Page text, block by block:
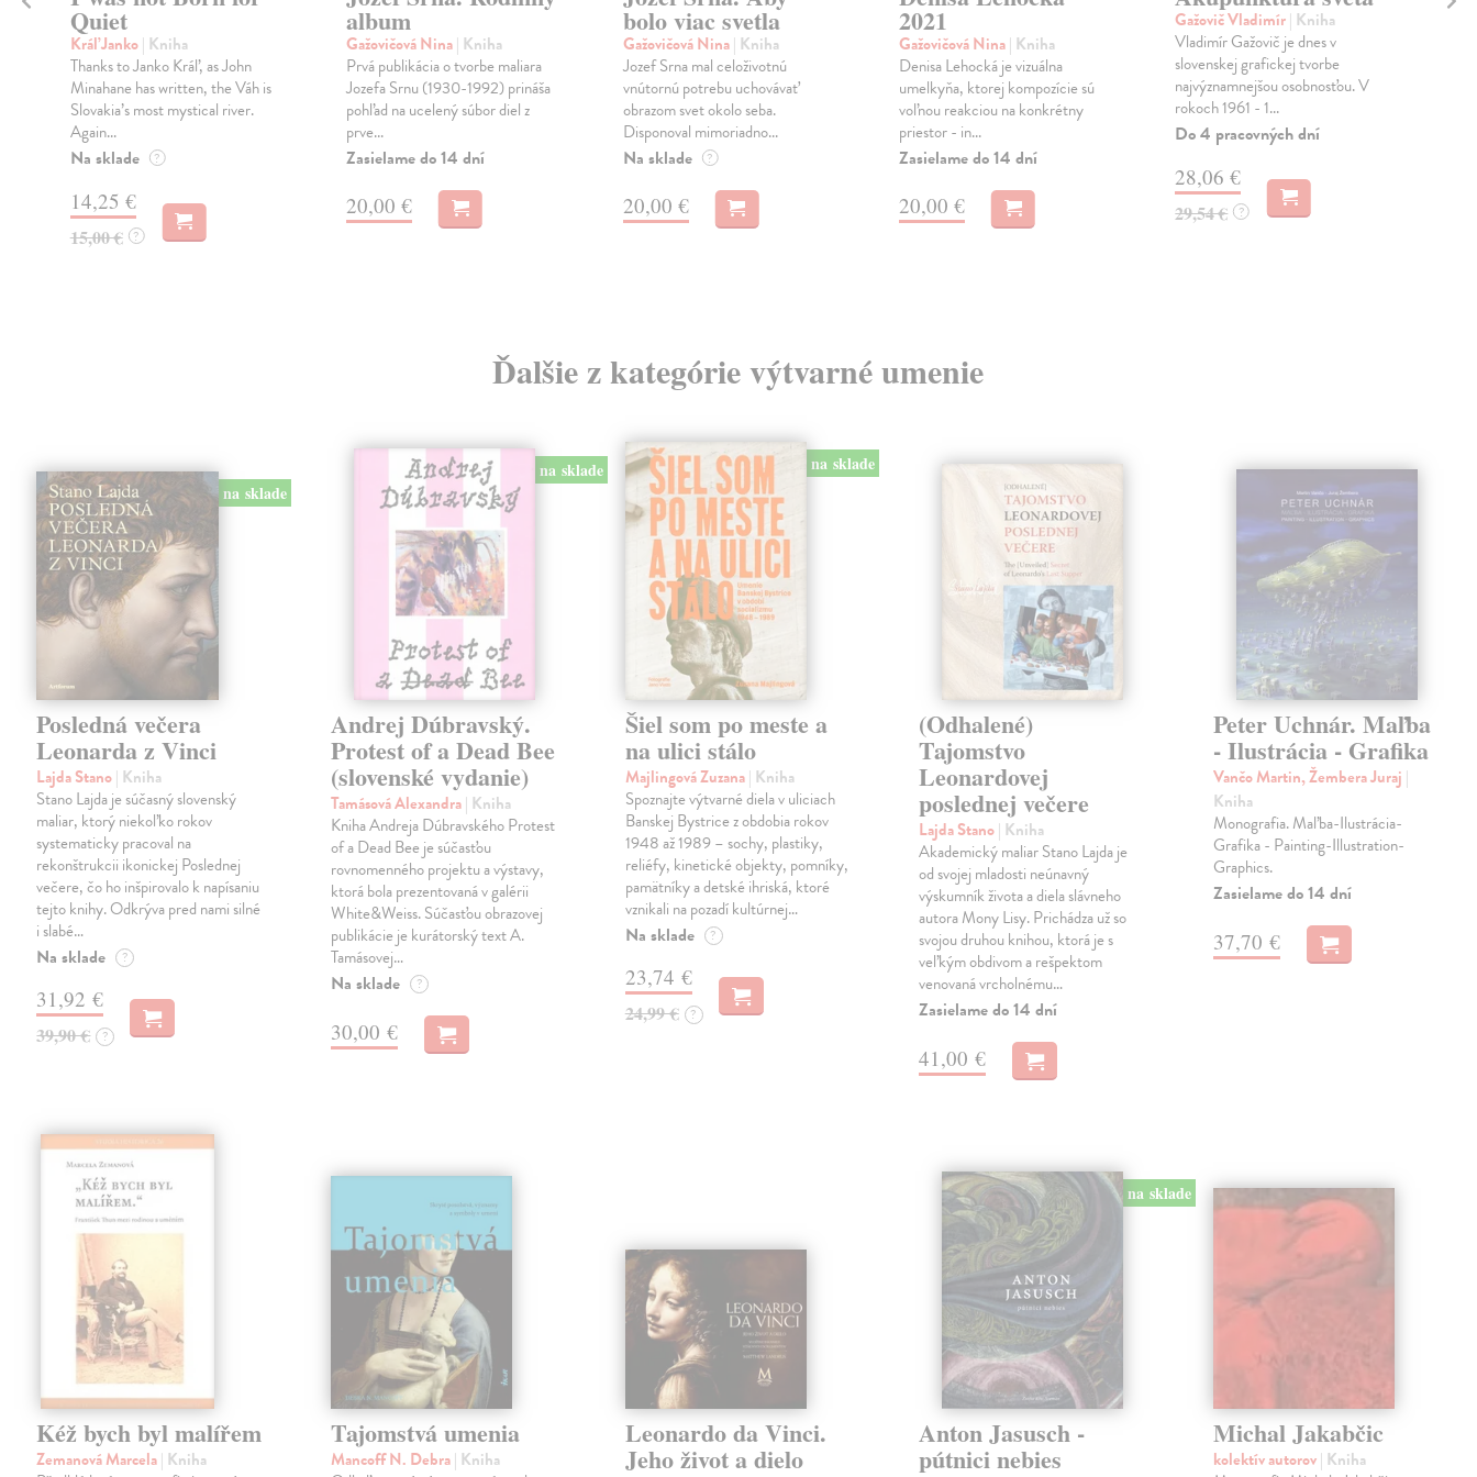
Quiet
Kráľ Janko| Kniha
Thanks to Janko Kráľ, as John
Minahane has written, the Váh is
Slovakia’s most mystical river.
Again...
Na sklade ?
14,25 €
15,00 € ?
album
Gažovičová Nina| Kniha
Prvá publikácia o tvorbe maliara
Jozefa Srnu (1930-1992) prináša
pohľad na ucelený súbor diel z
prve...
Zasielame do 14 dní
20,00 €
bolo viac svetla
Gažovičová Nina| Kniha
Jozef Srna mal celoživotnú
vnútornú potrebu uchovávať
obrazom svet okolo seba.
Disponoval mimoriadno...
Na sklade ?
20,00 €
2021
Gažovičová Nina| Kniha
Denisa Lehocká je vizuálna
umelkyňa, ktorej kompozície sú
voľnou reakciou na konkrétny
priestor - in...
Zasielame do 14 dní
20,00 €
Gažovič Vladimír| Kniha
Vladimír Gažovič je dnes v
slovenskej grafickej tvorbe
najvýznamnejšou osobnosťou. V
rokoch 1961 - 1...
Do 4 pracovných dní
28,06 €
29,54 € ?
Ďalšie z kategórie výtvarné umenie
na sklade
Posledná večera
Leonarda z Vinci
Lajda Stano| Kniha
Stano Lajda je súčasný slovenský
maliar, ktorý niekoľko rokov
systematicky pracoval na
rekonštrukcii ikonickej Poslednej
večere, čo ho inšpirovalo k napísaniu
tejto knihy. Odkrýva pred nami silné
i slabé…
Na sklade ?
31,92 €
39,90 € ?
na sklade
Andrej Dúbravský.
Protest of a Dead Bee
(slovenské vydanie)
Tamásová Alexandra| Kniha
Kniha Andreja Dúbravského Protest
of a Dead Bee je súčasťou
rovnomenného projektu a výstavy,
ktorá bola prezentovaná v galérii
White&Weiss. Súčasťou obrazovej
publikácie je kurátorský text A.
Tamásovej…
Na sklade ?
30,00 €
na sklade
Šiel som po meste a
na ulici stálo
Majlingová Zuzana| Kniha
Spoznajte výtvarné diela v uliciach
Banskej Bystrice z obdobia rokov
1948 až 1989 – sochy, plastiky,
reliéfy, kinetické objekty, pomníky,
pamätníky a detské ihriská, ktoré
vznikali na pozadí kultúrnej…
Na sklade ?
23,74 €
24,99 € ?
(Odhalené)
Tajomstvo
Leonardovej
poslednej večere
Lajda Stano| Kniha
Akademický maliar Stano Lajda je
od svojej mladosti neúnavný
výskumník života a diela slávneho
autora Mony Lisy. Prichádza už so
svojou druhou knihou, ktorá je s
veľkým obdivom a rešpektom
venovaná vrcholnému…
Zasielame do 14 dní
41,00 €
Peter Uchnár. Maľba
- Ilustrácia - Grafika
Vančo Martin, Žembera Juraj |
Kniha
Monografia. Maľba-Ilustrácia-
Grafika - Painting-Illustration-
Graphics.
Zasielame do 14 dní
37,70 €
Kéž bych byl malířem
Zemanová Marcela| Kniha
Tajomstvá umenia
Mancoff N. Debra| Kniha
Leonardo da Vinci.
Jeho život a dielo
na sklade
Anton Jasusch -
pútnici nebies
Michal Jakabčic
kolektív autorov| Kniha